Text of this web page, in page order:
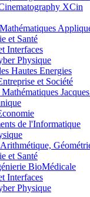
XCin
et Santé
Interfaces
Physique
Hautes Energies
et Société
Jacques
de l'Informatique
et Santé
BioMédicale
Interfaces
Physique